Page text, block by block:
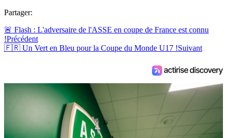
Partager:
🚨 Flash : L'adversaire de l'ASSE en coupe de France est connu
!Précédent
🇫🇷 Un Vert en Bleu pour la Coupe du Monde U17 !Suivant